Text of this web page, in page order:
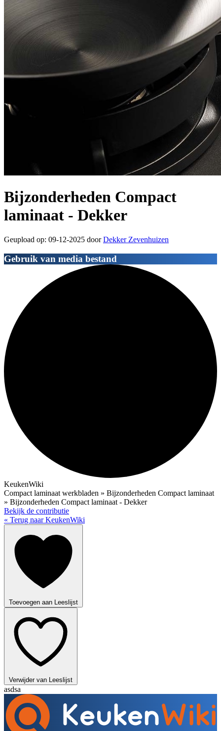
Bijzonderheden Compact
laminaat - Dekker
Geupload op: 09-12-2025 doorDekker Zevenhuizen
Gebruik van media bestand
KeukenWiki
Compact laminaat werkbladen » Bijzonderheden Compact laminaat
» Bijzonderheden Compact laminaat - Dekker
Bekijk de contributie
« Terug naar KeukenWiki
Toevoegen aan Leeslijst
Verwijder van Leeslijst
asdsa